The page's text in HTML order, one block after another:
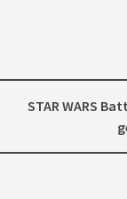
STAR WARS